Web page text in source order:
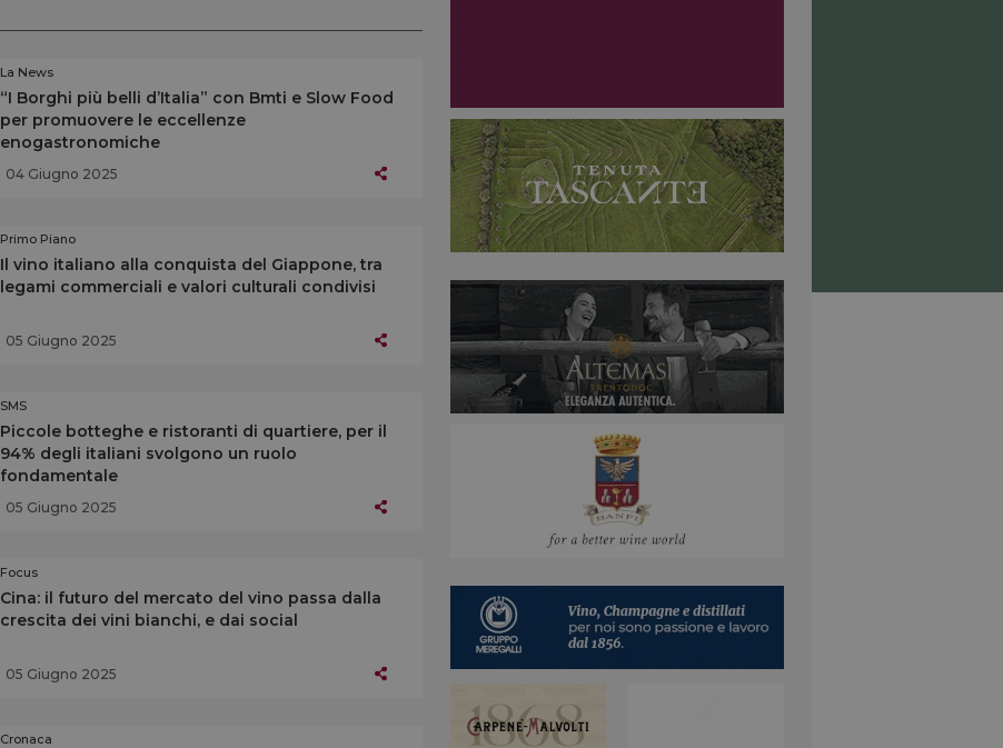
La News
“I Borghi più belli d’Italia” con Bmti e Slow Food
per promuovere le eccellenze
enogastronomiche
04 Giugno 2025
Primo Piano
Il vino italiano alla conquista del Giappone, tra
legami commerciali e valori culturali condivisi
05 Giugno 2025
SMS
Piccole botteghe e ristoranti di quartiere, per il
94% degli italiani svolgono un ruolo
fondamentale
05 Giugno 2025
Focus
Cina: il futuro del mercato del vino passa dalla
crescita dei vini bianchi, e dai social
05 Giugno 2025
Cronaca